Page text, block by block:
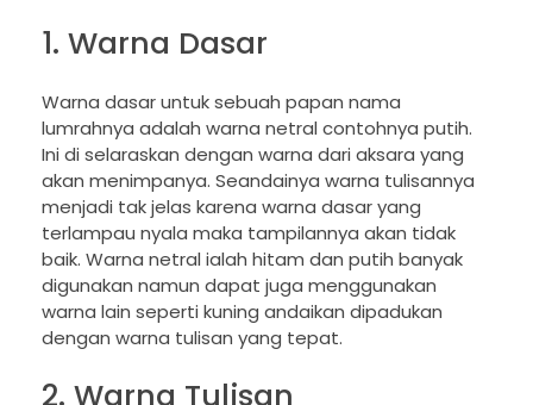
1. Warna Dasar
Warna dasar untuk sebuah papan nama
lumrahnya adalah warna netral contohnya putih.
Ini di selaraskan dengan warna dari aksara yang
akan menimpanya. Seandainya warna tulisannya
menjadi tak jelas karena warna dasar yang
terlampau nyala maka tampilannya akan tidak
baik. Warna netral ialah hitam dan putih banyak
digunakan namun dapat juga menggunakan
warna lain seperti kuning andaikan dipadukan
dengan warna tulisan yang tepat.
2. Warna Tulisan